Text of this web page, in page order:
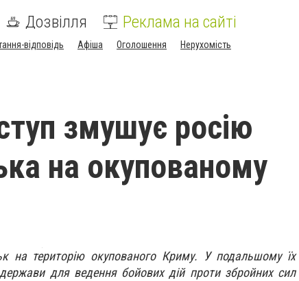
Дозвілля Реклама на сайті
відповідь Афіша Оголошення Нерухомість
змушує росію
на окупованому
на територію окупованого Криму. У подальшому їх
для ведення бойових дій проти збройних сил